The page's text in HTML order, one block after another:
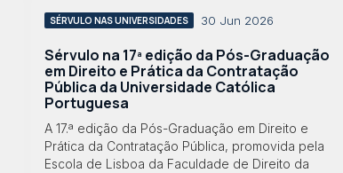
SÉRVULO NAS UNIVERSIDADES 30 Jun 2026
Sérvulo na 17ª edição da Pós-Graduação
em Direito e Prática da Contratação
Pública da Universidade Católica
Portuguesa
A 17.ª edição da Pós-Graduação em Direito e
Prática da Contratação Pública, promovida pela
Escola de Lisboa da Faculdade de Direito da